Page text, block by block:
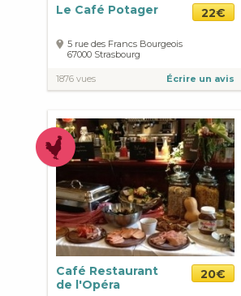
Le Café Potager 22€
5 rue des Francs Bourgeois
67000 Strasbourg
1876 vues Écrire un avis
Café Restaurant
de l'Opéra
20€